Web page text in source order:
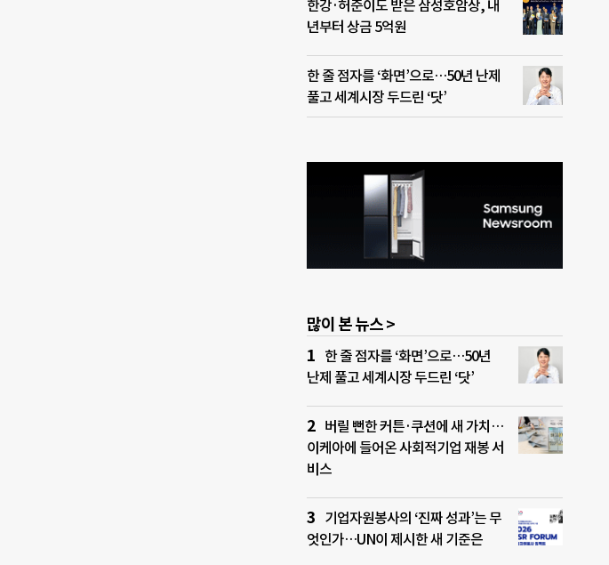
한강·허준이도 받은 삼성호암상, 내
년부터 상금 5억원
한 줄 점자를 ‘화면’으로…50년 난제
풀고 세계시장 두드린 ‘닷’
많이 본 뉴스 >
한 줄 점자를 ‘화면’으로…50년
난제 풀고 세계시장 두드린 ‘닷’
버릴 뻔한 커튼·쿠션에 새 가치…
이케아에 들어온 사회적기업 재봉 서
비스
기업자원봉사의 ‘진짜 성과’는 무
엇인가…UN이 제시한 새 기준은